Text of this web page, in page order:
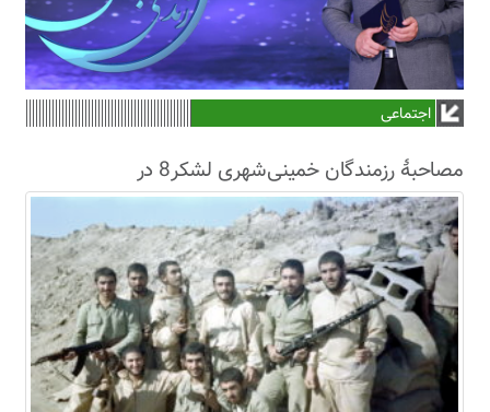
اجتماعی
مصاحبۀ رزمندگان خمینی‌شهری لشکر8 در
سال63+فیلم